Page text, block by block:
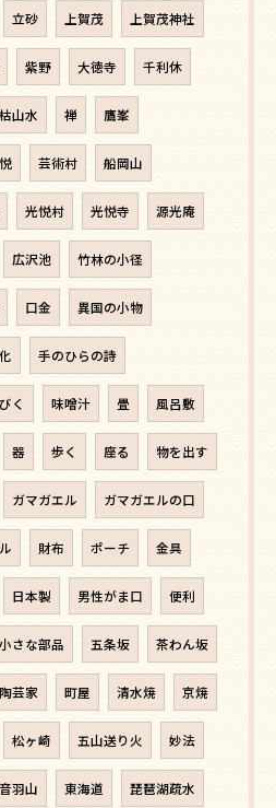
立砂 上賀茂 上賀茂神社
紫野 大徳寺 千利休
枯山水 禅 鷹峯
芸術村 船岡山
光悦村 光悦寺 源光庵
広沢池 竹林の小径
口金 異国の小物
手のひらの詩
く 味噌汁 畳 風呂敷
器 歩く 座る 物を出す
ガマガエル ガマガエルの口
財布 ポーチ 金具
日本製 男性がま口 便利
小さな部品 五条坂 茶わん坂
陶芸家 町屋 清水焼 京焼
松ヶ崎 五山送り火 妙法
音羽山 東海道 琵琶湖疏水